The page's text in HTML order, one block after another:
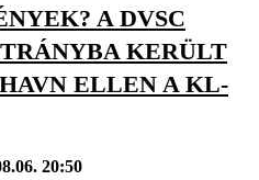
A DVSC
KERÜLT
ELLEN A KL-
20:50